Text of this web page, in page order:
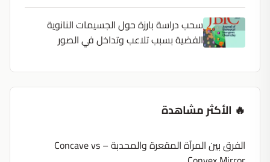
سحب دراسة بارزة حول الجسيمات النانوية
الفضية بسبب تلاعب وتداخل في الصور
🔥 الأكثر مشاهدة
الفرق بين المرآة المقعرة والمحدبة – Concave vs